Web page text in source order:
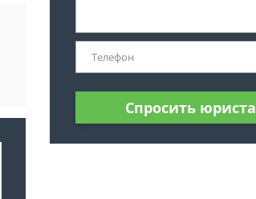
Спросить юриста